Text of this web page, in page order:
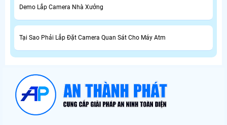
Demo Lắp Camera Nhà Xưởng
Tại Sao Phải Lắp Đặt Camera Quan Sát Cho Máy Atm